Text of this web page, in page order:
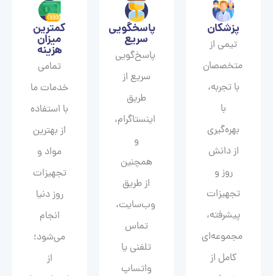
پزشکان
تیمی از
متخصصان
با تجربه،
با
بهره‌گیری
از دانش
روز و
تجهیزات
پیشرفته،
مجموعه‌ای
کامل از
پاسخگویی
سریع
پاسخ‌گویی
سریع از
طریق
اینستاگرام،
و
همچنین
از طریق
وب‌سایت،
تماس
تلفنی یا
واتساپ
کمترین
میزان
هزینه
تمامی
خدمات ما
با استفاده
از بهترین
مواد و
تجهیزات
روز دنیا
انجام
می‌شود؛
از